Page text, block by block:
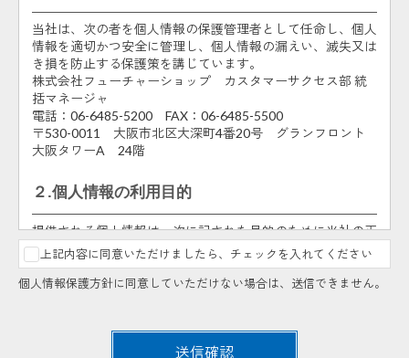
当社は、次の者を個人情報の保護管理者として任命し、個人
情報を適切かつ安全に管理し、個人情報の漏えい、滅失又は
き損を防止する保護策を講じています。
株式会社フューチャーショップ カスタマーサクセス部 統
括マネージャ
電話：06-6485-5200 FAX：06-6485-5500
〒530-0011 大阪市北区大深町4番20号 グランフロント
大阪タワーA 24階
２.個人情報の利用目的
提供される個人情報は、次に記された目的のために当社の正
当な事業範囲内で利用いたします。
申込まれた方の人数把握及び説明会・勉強会・アカデミ
ー・セミナー受付での御本人様の確認のため。
ー・セミナーの中止、満席・キャンセル情報のご連絡の
上記内容に同意いただけましたら、チェックを入れてください
個人情報保護方針に同意していただけない場合は、送信できません。
送信確認